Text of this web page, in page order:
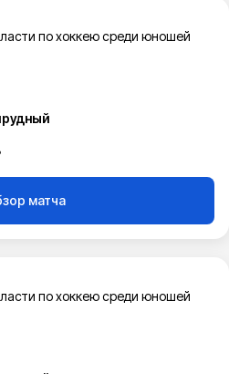
по хоккею среди юношей
матча
по хоккею среди юношей